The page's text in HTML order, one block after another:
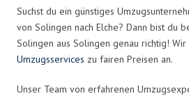
Suchst du ein günstiges
von Solingen nach Elche? Dann bist du
Solingen aus Solingen genau richtig!
Umzugsservices zu fairen Preisen an.
Unser Team von erfahrenen